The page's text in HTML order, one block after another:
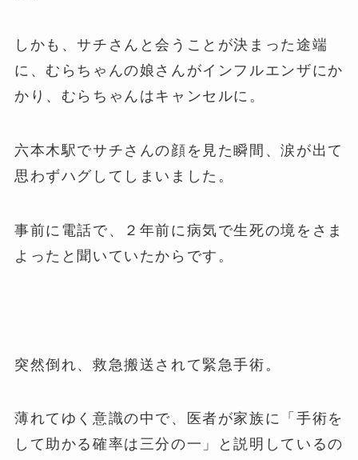
しかも、サチさんと会うことが決まった途端
に、むらちゃんの娘さんがインフルエンザにか
かり、むらちゃんはキャンセルに。
六本木駅でサチさんの顔を見た瞬間、涙が出て
思わずハグしてしまいました。
事前に電話で、２年前に病気で生死の境をさま
よったと聞いていたからです。
突然倒れ、救急搬送されて緊急手術。
薄れてゆく意識の中で、医者が家族に「手術を
して助かる確率は三分の一」と説明しているの